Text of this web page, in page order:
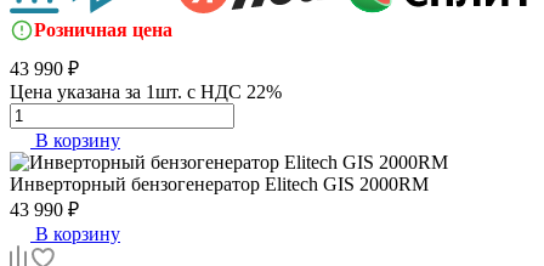
Розничная цена
43 990 ₽
Цена указана за 1шт. с НДС 22%
В корзину
Инверторный бензогенератор Elitech GIS 2000RМ
43 990 ₽
В корзину